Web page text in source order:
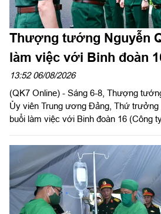
Thượng tướng Nguyễn
làm việc với Binh đoàn
phát triển giai đoạn 2026-
13:52 06/08/2026
(QK7 Online) - Sáng 6-8, Thượng
Ủy viên Trung ương Đảng, Thứ trưởng
buổi làm việc với Binh đoàn 16 (Công
doanh nghiệp.